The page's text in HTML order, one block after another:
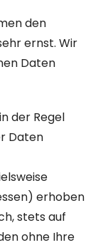
den
ernst. Wir
Daten
der Regel
Daten
erhoben
stets auf
ohne Ihre